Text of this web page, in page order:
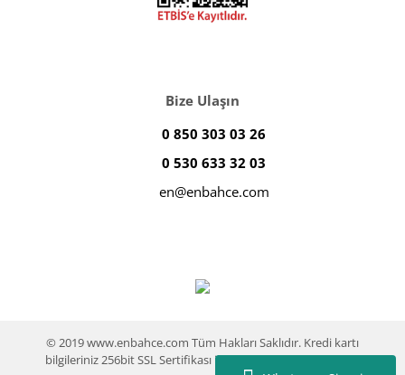
Bize Ulaşın
0 850 303 03 26
0 530 633 32 03
en@enbahce.com
© 2019 www.enbahce.com Tüm Hakları Saklıdır. Kredi kartı
bilgileriniz 256bit SSL Sertifikası ile %100 koruma altındadır.